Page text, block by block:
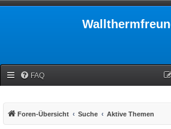
FAQ
Foren-Übersicht Suche Aktive Themen